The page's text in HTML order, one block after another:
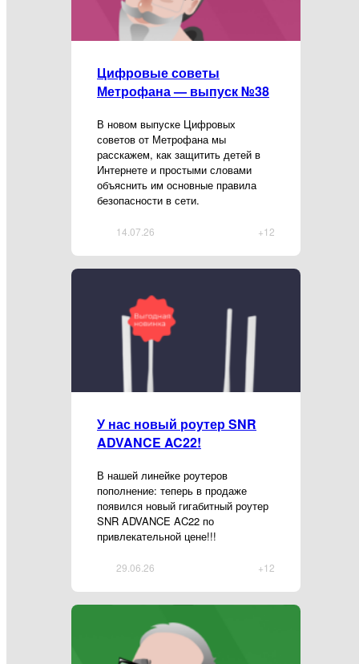
Цифровые советы
Метрофана — выпуск №38
В новом выпуске Цифровых
советов от Метрофана мы
расскажем, как защитить детей в
Интернете и простыми словами
объяснить им основные правила
безопасности в сети.
+12
14.07.26
У нас новый роутер SNR
ADVANCE AC22!
В нашей линейке роутеров
пополнение: теперь в продаже
появился новый гигабитный роутер
SNR ADVANCE AC22 по
привлекательной цене!!!
+12
29.06.26